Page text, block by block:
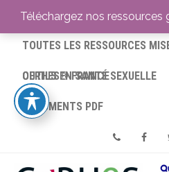
ACCUEIL
TOUTES LES RESSOURCES
CERHES® FRANCE
OUTILS EN SANTÉ SEXUELLE
DOCUMENTS PDF
Phone
Téléchargez nos ressources